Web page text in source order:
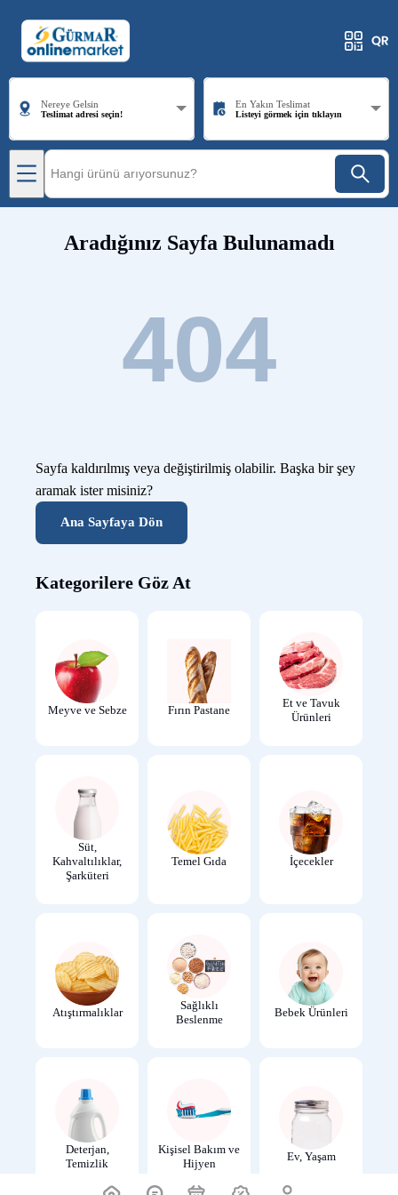
Nereye Gelsin
Teslimat adresi seçin!
En Yakın Teslimat
Listeyi görmek için tıklayın
Aradığınız Sayfa Bulunamadı
Sayfa kaldırılmış veya değiştirilmiş olabilir. Başka bir şey
aramak ister misiniz?
Ana Sayfaya Dön
404
Kategorilere Göz At
Meyve ve Sebze Fırın Pastane
Et ve Tavuk
Ürünleri
Süt,
Kahvaltılıklar,
Şarküteri
Temel Gıda İçecekler
Atıştırmalıklar
Sağlıklı
Beslenme
Bebek Ürünleri
Deterjan,
Temizlik
Kişisel Bakım ve
Hijyen
Ev, Yaşam